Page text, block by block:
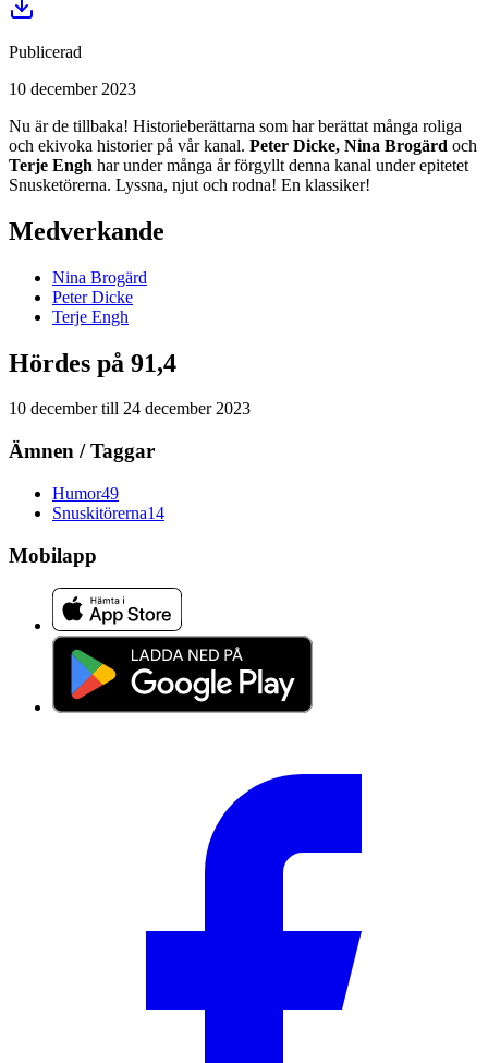
Publicerad
10 december 2023
Nu är de tillbaka! Historieberättarna som har berättat många roliga
och ekivoka historier på vår kanal. Peter Dicke, Nina Brogärd och
Terje Engh har under många år förgyllt denna kanal under epitetet
Snusketörerna. Lyssna, njut och rodna! En klassiker!
Medverkande
Nina Brogärd
Peter Dicke
Terje Engh
Hördes på 91,4
10 decembertill 24 december 2023
Ämnen / Taggar
Humor49
Snuskitörerna14
Mobilapp